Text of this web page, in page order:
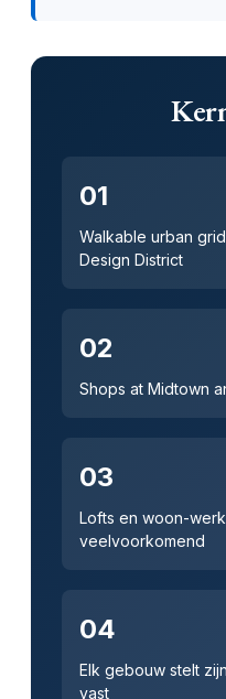
01
Walkable urban
Design District
02
Shops at Midtown
03
Lofts en woon-
veelvoorkomend
04
Elk gebouw stelt
vast